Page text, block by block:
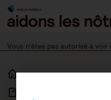
Skip
content
Vous n’êtes pas autorisé à
ACCUEIL